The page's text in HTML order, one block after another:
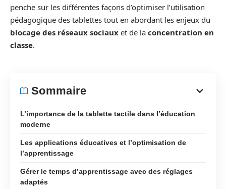
penche sur les différentes façons d’optimiser l’utilisation
pédagogique des tablettes tout en abordant les enjeux du
blocage des réseaux sociaux et de la concentration en
classe.
Sommaire
L’importance de la tablette tactile dans l’éducation
moderne
Les applications éducatives et l’optimisation de
l’apprentissage
Gérer le temps d’apprentissage avec des réglages
adaptés